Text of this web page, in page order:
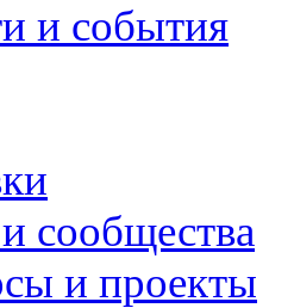
и события
сообщества
и проекты